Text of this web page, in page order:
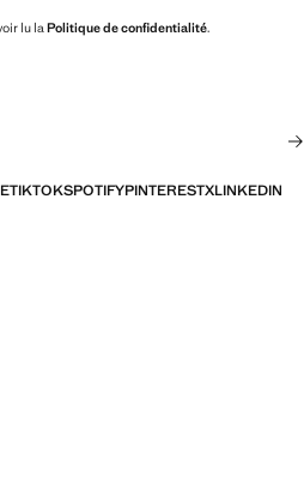
lu la Politique de confidentialité.
TIKTOKSPOTIFYPINTERESTXLINKEDIN